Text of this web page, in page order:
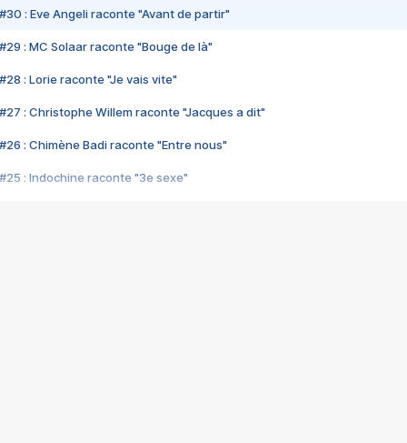
#30 : Eve Angeli raconte "Avant de partir"
#29 : MC Solaar raconte "Bouge de là"
#28 : Lorie raconte "Je vais vite"
#27 : Christophe Willem raconte "Jacques a dit"
#26 : Chimène Badi raconte "Entre nous"
#25 : Indochine raconte "3e sexe"